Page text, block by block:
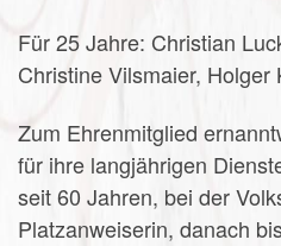
Für 25 Jahre: Christian
Christine Vilsmaier, Holger
Zum Ehrenmitglied
für ihre langjährigen
seit 60 Jahren, bei der
Platzanweiserin, danach